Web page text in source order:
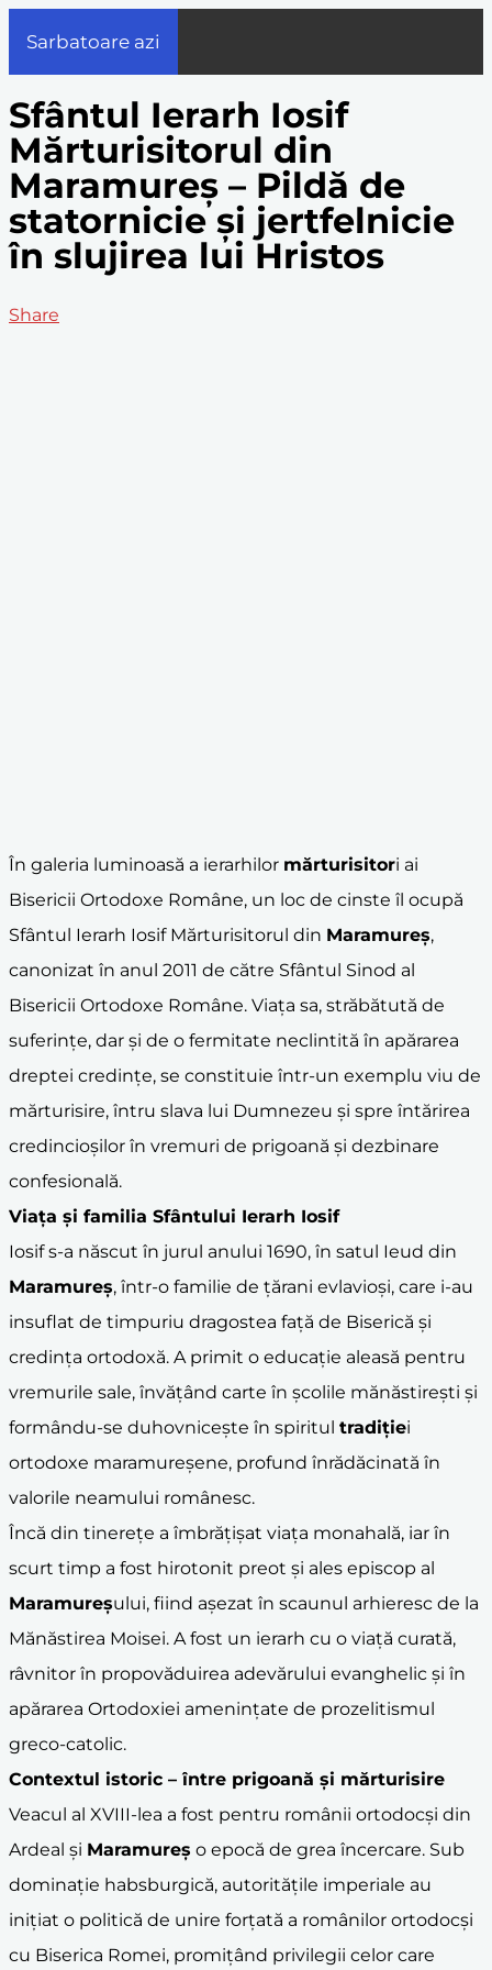
Sarbatoare azi
Sfântul Ierarh Iosif
Mărturisitorul din
Maramureș – Pildă de
statornicie și jertfelnicie
în slujirea lui Hristos
Share
În galeria luminoasă a ierarhilor mărturisitori ai
Bisericii Ortodoxe Române, un loc de cinste îl ocupă
Sfântul Ierarh Iosif Mărturisitorul din Maramureș,
canonizat în anul 2011 de către Sfântul Sinod al
Bisericii Ortodoxe Române. Viața sa, străbătută de
suferințe, dar și de o fermitate neclintită în apărarea
dreptei credințe, se constituie într-un exemplu viu de
mărturisire, întru slava lui Dumnezeu și spre întărirea
credincioșilor în vremuri de prigoană și dezbinare
confesională.
Viața și familia Sfântului Ierarh Iosif
Iosif s-a născut în jurul anului 1690, în satul Ieud din
Maramureș, într-o familie de țărani evlavioși, care i-au
insuflat de timpuriu dragostea față de Biserică și
credința ortodoxă. A primit o educație aleasă pentru
vremurile sale, învățând carte în școlile mănăstirești și
formându-se duhovnicește în spiritul tradiției
ortodoxe maramureșene, profund înrădăcinată în
valorile neamului românesc.
Încă din tinerețe a îmbrățișat viața monahală, iar în
scurt timp a fost hirotonit preot și ales episcop al
Maramureșului, fiind așezat în scaunul arhieresc de la
Mănăstirea Moisei. A fost un ierarh cu o viață curată,
râvnitor în propovăduirea adevărului evanghelic și în
apărarea Ortodoxiei amenințate de prozelitismul
greco-catolic.
Contextul istoric – între prigoană și mărturisire
Veacul al XVIII-lea a fost pentru românii ortodocși din
Ardeal și Maramureș o epocă de grea încercare. Sub
dominație habsburgică, autoritățile imperiale au
inițiat o politică de unire forțată a românilor ortodocși
cu Biserica Romei, promițând privilegii celor care